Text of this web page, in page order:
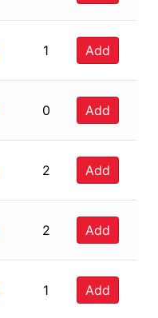
1 Add
0 Add
2 Add
2 Add
1 Add